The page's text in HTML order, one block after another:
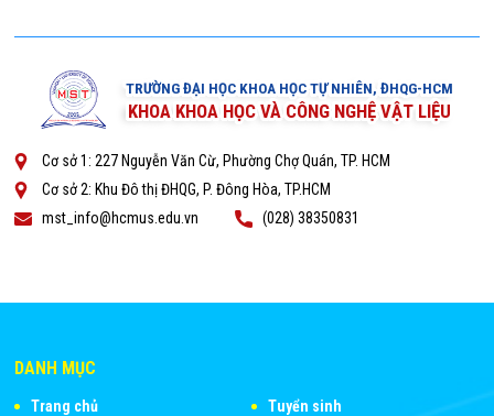
TRƯỜNG ĐẠI HỌC KHOA HỌC TỰ NHIÊN, ĐHQG-HCM
KHOA KHOA HỌC VÀ CÔNG NGHỆ VẬT LIỆU
Cơ sở 1: 227 Nguyễn Văn Cừ, Phường Chợ Quán, TP. HCM
Cơ sở 2: Khu Đô thị ĐHQG, P. Đông Hòa, TP.HCM
mst_info@hcmus.edu.vn
(028) 38350831
DANH MỤC
Trang chủ
Tuyển sinh